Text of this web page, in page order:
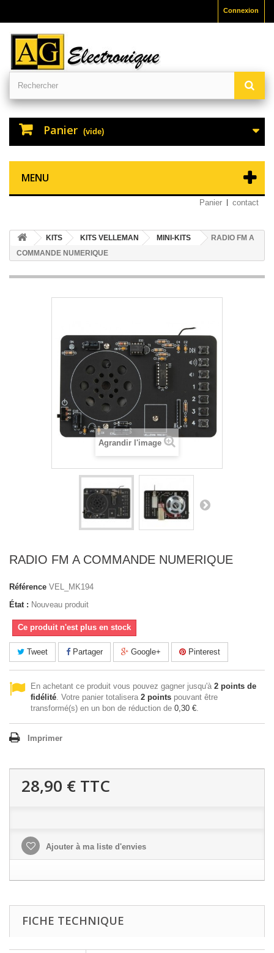
Connexion
Panier (vide)
MENU
Panier contact
KITS KITS VELLEMAN MINI-KITS
RADIO FM A
COMMANDE NUMERIQUE
Agrandir l'image
RADIO FM A COMMANDE NUMERIQUE
Référence VEL_MK194
État : Nouveau produit
Ce produit n'est plus en stock
Tweet Partager Google+ Pinterest
En achetant ce produit vous pouvez gagner jusqu'à 2 points de
fidélité. Votre panier totalisera 2 points pouvant être
transformé(s) en un bon de réduction de 0,30 €.
Imprimer
28,90 € TTC
Ajouter à ma liste d'envies
FICHE TECHNIQUE